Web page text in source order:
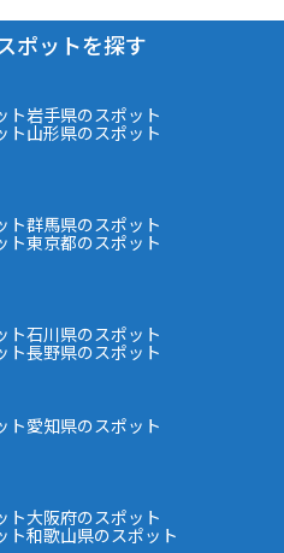
ポットを探す
ト岩手県のスポット
ト山形県のスポット
ト群馬県のスポット
ト東京都のスポット
ト石川県のスポット
ト長野県のスポット
ト愛知県のスポット
ト大阪府のスポット
ト和歌山県のスポット